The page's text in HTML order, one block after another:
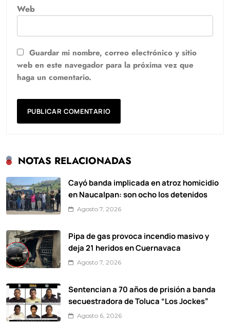
Web
Guardar mi nombre, correo electrónico y sitio
web en este navegador para la próxima vez que
haga un comentario.
NOTAS RELACIONADAS
Cayó banda implicada en atroz homicidio
en Naucalpan: son ocho los detenidos
Agosto 7, 2026
Pipa de gas provoca incendio masivo y
deja 21 heridos en Cuernavaca
Agosto 7, 2026
Sentencian a 70 años de prisión a banda
secuestradora de Toluca “Los Jockes”
Agosto 6, 2026